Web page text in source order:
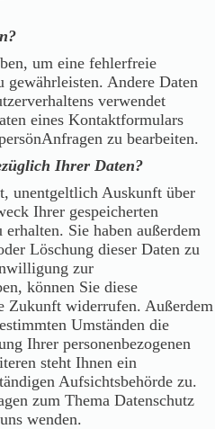
um eine fehlerfreie
gewährleisten. Andere Daten
verwendet
eines Kontaktformulars
zu bearbeiten.
Ihrer Daten?
unentgeltlich Auskunft über
Ihrer gespeicherten
erhalten. Sie haben außerdem
Löschung dieser Daten zu
zur
können Sie diese
widerrufen. Außerdem
Umständen die
Ihrer personenbezogenen
steht Ihnen ein
Aufsichtsbehörde zu.
zum Thema Datenschutz
wenden.